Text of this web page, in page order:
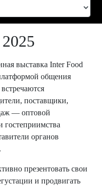
выставка Inter Food
общения
поставщики,
— оптовой
гостеприимства
органов
презентовать свои
и продвигать